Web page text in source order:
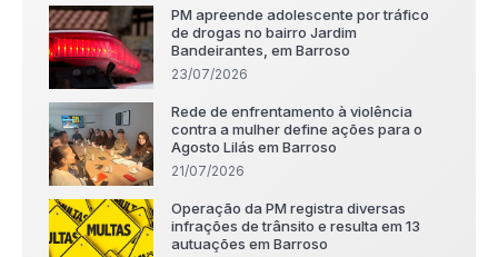
PM apreende adolescente por tráfico
de drogas no bairro Jardim
Bandeirantes, em Barroso
23/07/2026
Rede de enfrentamento à violência
contra a mulher define ações para o
Agosto Lilás em Barroso
21/07/2026
Operação da PM registra diversas
infrações de trânsito e resulta em 13
autuações em Barroso